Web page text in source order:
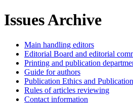
Issues Archive
Main handling editors
Editorial Board and editorial
Printing and publication
Guide for authors
Publication Ethics and
Rules of articles reviewing
Contact information